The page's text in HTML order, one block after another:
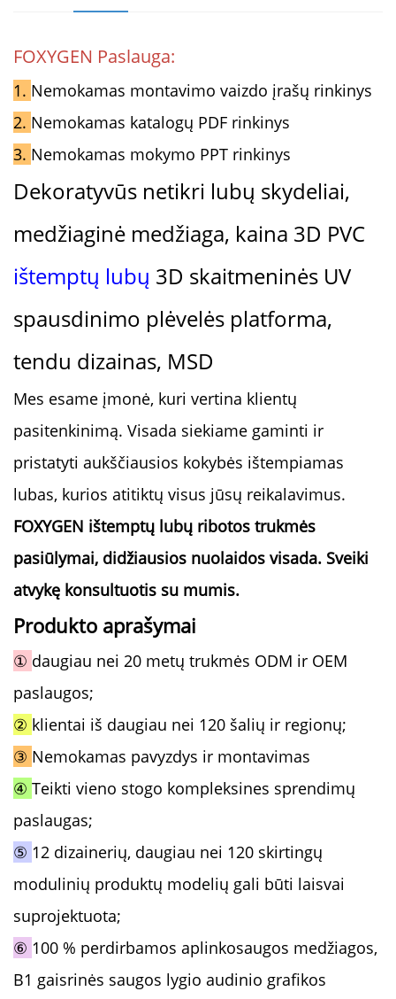
FOXYGEN Paslauga:
1. Nemokamas montavimo vaizdo įrašų rinkinys
2. Nemokamas katalogų PDF rinkinys
3. Nemokamas mokymo PPT rinkinys
Dekoratyvūs netikri lubų skydeliai,
medžiaginė medžiaga, kaina 3D PVC
ištemptų lubų 3D skaitmeninės UV
spausdinimo plėvelės platforma,
tendu dizainas, MSD
Mes esame įmonė, kuri vertina klientų
pasitenkinimą. Visada siekiame gaminti ir
pristatyti aukščiausios kokybės ištempiamas
lubas, kurios atitiktų visus jūsų reikalavimus.
FOXYGEN ištemptų lubų ribotos trukmės
pasiūlymai, didžiausios nuolaidos visada. Sveiki
atvykę konsultuotis su mumis.
Produkto aprašymai
① daugiau nei 20 metų trukmės ODM ir OEM
paslaugos;
② klientai iš daugiau nei 120 šalių ir regionų;
③ Nemokamas pavyzdys ir montavimas
④ Teikti vieno stogo kompleksines sprendimų
paslaugas;
⑤ 12 dizainerių, daugiau nei 120 skirtingų
modulinių produktų modelių gali būti laisvai
suprojektuota;
⑥ 100 % perdirbamos aplinkosaugos medžiagos,
B1 gaisrinės saugos lygio audinio grafikos